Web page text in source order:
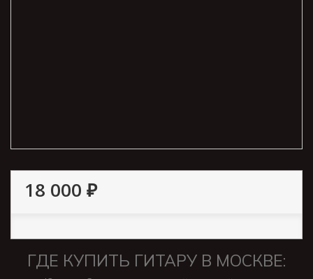
18 000 ₽
ГДЕ КУПИТЬ ГИТАРУ В МОСКВЕ: